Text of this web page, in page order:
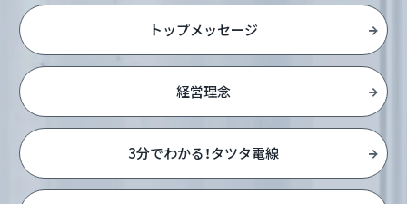
トップメッセージ
経営理念
3分でわかる！タツタ電線